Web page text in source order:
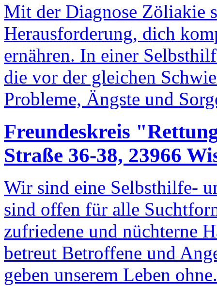
Mit der Diagnose Zöliakie
Herausforderung, dich
ernähren. In einer
die vor der gleichen
Probleme, Ängste und
Freundeskreis
Straße 36-38, 23966
Wir sind eine Selbsthilfe-
sind offen für alle
zufriedene und nüchterne
betreut Betroffene und
geben unserem Leben